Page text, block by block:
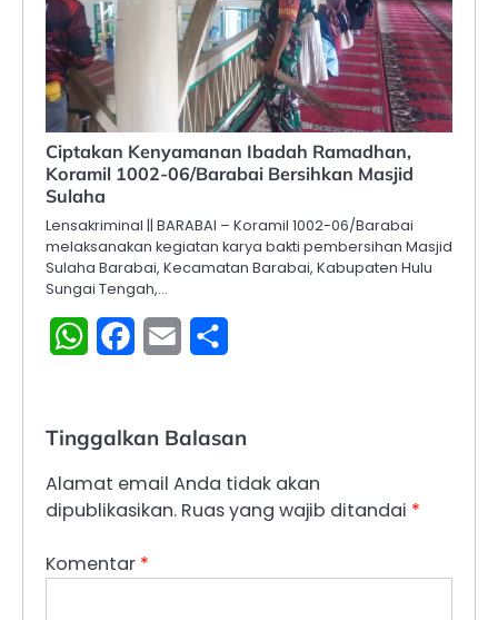
Ciptakan Kenyamanan Ibadah Ramadhan,
Koramil 1002-06/Barabai Bersihkan Masjid
Sulaha
Lensakriminal || BARABAI – Koramil 1002-06/Barabai
melaksanakan kegiatan karya bakti pembersihan Masjid
Sulaha Barabai, Kecamatan Barabai, Kabupaten Hulu
Sungai Tengah,…
WhatsAppFacebook
Email
Tinggalkan Balasan
Alamat email Anda tidak akan
dipublikasikan. Ruas yang wajib ditandai *
Komentar *